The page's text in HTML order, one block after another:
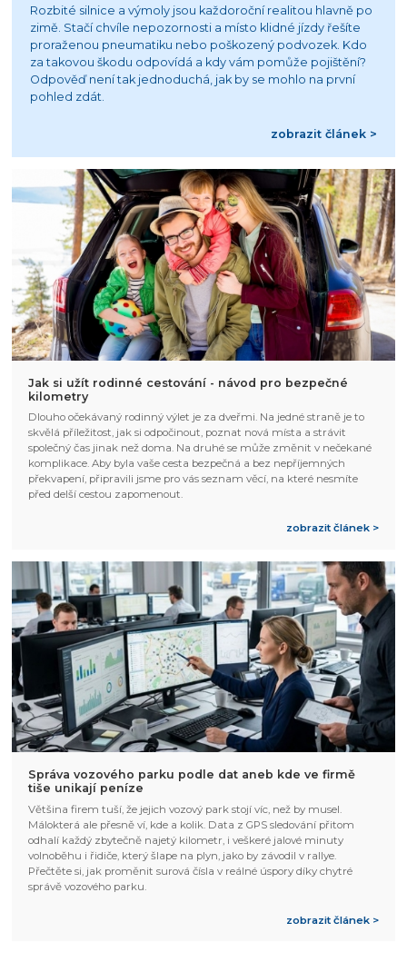
Rozbité silnice a výmoly jsou každoroční realitou hlavně po
zimě. Stačí chvíle nepozornosti a místo klidné jízdy řešíte
proraženou pneumatiku nebo poškozený podvozek. Kdo
za takovou škodu odpovídá a kdy vám pomůže pojištění?
Odpověď není tak jednoduchá, jak by se mohlo na první
pohled zdát.
zobrazit článek >
Jak si užít rodinné cestování - návod pro bezpečné
kilometry
Dlouho očekávaný rodinný výlet je za dveřmi. Na jedné straně je to
skvělá příležitost, jak si odpočinout, poznat nová místa a strávit
společný čas jinak než doma. Na druhé se může změnit v nečekané
komplikace. Aby byla vaše cesta bezpečná a bez nepříjemných
překvapení, připravili jsme pro vás seznam věcí, na které nesmíte
před delší cestou zapomenout.
zobrazit článek >
Správa vozového parku podle dat aneb kde ve firmě
tiše unikají peníze
Většina firem tuší, že jejich vozový park stojí víc, než by musel.
Málokterá ale přesně ví, kde a kolik. Data z GPS sledování přitom
odhalí každý zbytečně najetý kilometr, i veškeré jalové minuty
volnoběhu i řidiče, který šlape na plyn, jako by závodil v rallye.
Přečtěte si, jak proměnit surová čísla v reálné úspory díky chytré
správě vozového parku.
zobrazit článek >